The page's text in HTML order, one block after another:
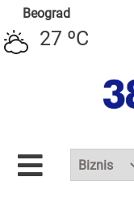
Beograd
27 ºC